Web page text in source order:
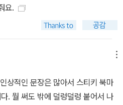
요.
상적인 문장은 많아서 스티키 북마
. 뭘 써도 밖에 덜렁덜렁 붙어서 나